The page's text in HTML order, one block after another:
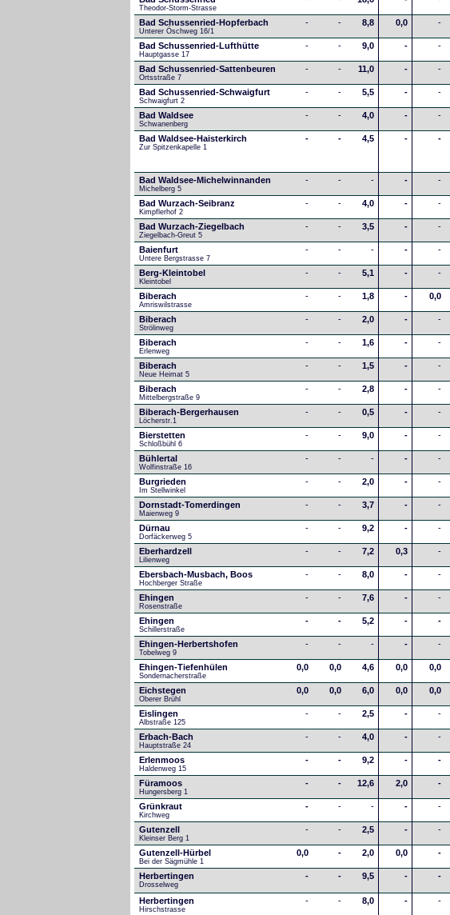
Theodor-Storm-Strasse
Bad Schussenried-Hopferbach
Unterer Öschweg 16/1
- - 8,8 0,0 -
Bad Schussenried-Lufthütte
Hauptgasse 17
- - 9,0 - -
Bad Schussenried-Sattenbeuren
Ortsstraße 7
- - 11,0 - -
Bad Schussenried-Schwaigfurt
Schwaigfurt 2
- - 5,5 - -
Bad Waldsee
Schwanenberg
- - 4,0 - -
Bad Waldsee-Haisterkirch
Zur Spitzenkapelle 1
- - 4,5 - -
Bad Waldsee-Michelwinnanden
Michelberg 5
- - - - -
Bad Wurzach-Seibranz
Kimpflerhof 2
- - 4,0 - -
Bad Wurzach-Ziegelbach
Ziegelbach-Greut 5
- - 3,5 - -
Baienfurt
Untere Bergstrasse 7
- - - - -
Berg-Kleintobel
Kleintobel
- - 5,1 - -
Biberach
Amriswilstrasse
- - 1,8 - 0,0
Biberach
Strölinweg
- - 2,0 - -
Biberach
Erlenweg
- - 1,6 - -
Biberach
Neue Heimat 5
- - 1,5 - -
Biberach
Mittelbergstraße 9
- - 2,8 - -
Biberach-Bergerhausen
Löcherstr.1
- - 0,5 - -
Bierstetten
Schloßbühl 6
- - 9,0 - -
Bühlertal
Wolfinstraße 16
- - - - -
Burgrieden
Im Stellwinkel
- - 2,0 - -
Dornstadt-Tomerdingen
Maienweg 9
- - 3,7 - -
Dürnau
Dorfäckerweg 5
- - 9,2 - -
Eberhardzell
Lilienweg
- - 7,2 0,3 -
Ebersbach-Musbach, Boos
Hochberger Straße
- - 8,0 - -
Ehingen
Rosenstraße
- - 7,6 - -
Ehingen
Schillerstraße
- - 5,2 - -
Ehingen-Herbertshofen
Tobelweg 9
- - - - -
Ehingen-Tiefenhülen
Sondernacherstraße
0,0 0,0 4,6 0,0 0,0
Eichstegen
Oberer Brühl
0,0 0,0 6,0 0,0 0,0
Eislingen
Albstraße 125
- - 2,5 - -
Erbach-Bach
Hauptstraße 24
- - 4,0 - -
Erlenmoos
Haldenweg 15
- - 9,2 - -
Füramoos
Hungersberg 1
- - 12,6 2,0 -
Grünkraut
Kirchweg
- - - - -
Gutenzell
Kleinser Berg 1
- - 2,5 - -
Gutenzell-Hürbel
Bei der Sägmühle 1
0,0 - 2,0 0,0 -
Herbertingen
Drosselweg
- - 9,5 - -
Herbertingen
Hirschstrasse
- - 8,0 - -